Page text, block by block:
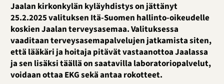
Jaalan kirkonkylän kyläyhdistys on jättänyt
25.2.2025 valituksen Itä-Suomen hallinto-oikeudelle
koskien Jaalan terveysasemaa. Valituksessa
vaaditaan terveysasemapalvelujen jatkamista siten,
että lääkäri ja hoitaja pitävät vastaanottoa Jaalassa
ja sen lisäksi täällä on saatavilla laboratoriopalvelut,
voidaan ottaa EKG sekä antaa rokotteet.